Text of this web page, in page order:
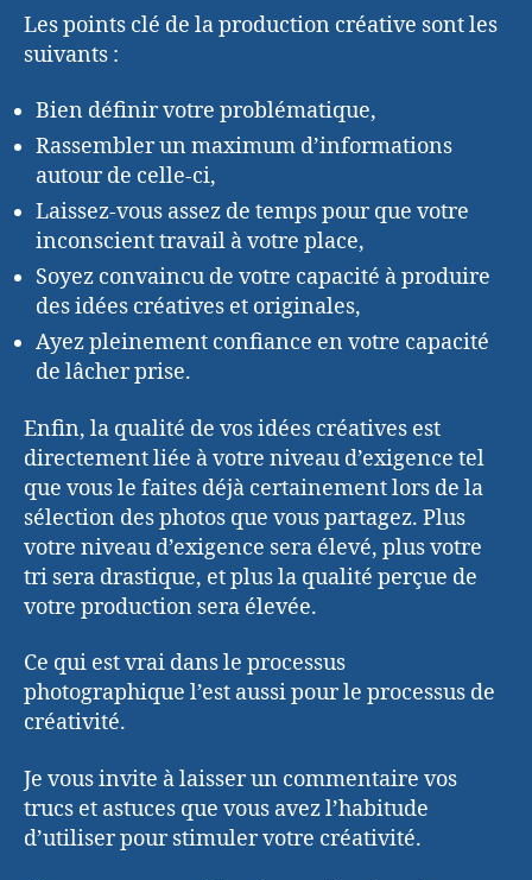
Les points clé de la production créative sont les
suivants :
Bien définir votre problématique,
Rassembler un maximum d’informations
autour de celle-ci,
Laissez-vous assez de temps pour que votre
inconscient travail à votre place,
Soyez convaincu de votre capacité à produire
des idées créatives et originales,
Ayez pleinement confiance en votre capacité
de lâcher prise.
Enfin, la qualité de vos idées créatives est
directement liée à votre niveau d’exigence tel
que vous le faites déjà certainement lors de la
sélection des photos que vous partagez. Plus
votre niveau d’exigence sera élevé, plus votre
tri sera drastique, et plus la qualité perçue de
votre production sera élevée.
Ce qui est vrai dans le processus
photographique l’est aussi pour le processus de
créativité.
Je vous invite à laisser un commentaire vos
trucs et astuces que vous avez l’habitude
d’utiliser pour stimuler votre créativité.